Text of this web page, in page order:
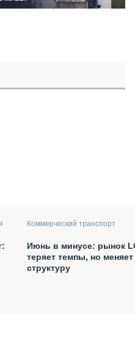
Коммерческий транспорт
Июнь в минусе: рынок
теряет темпы, но меняет
структуру